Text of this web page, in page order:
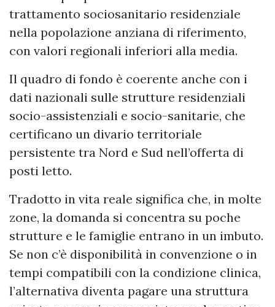
trattamento sociosanitario residenziale
nella popolazione anziana di riferimento,
con valori regionali inferiori alla media.
Il quadro di fondo è coerente anche con i
dati nazionali sulle strutture residenziali
socio-assistenziali e socio-sanitarie, che
certificano un divario territoriale
persistente tra Nord e Sud nell’offerta di
posti letto.
Tradotto in vita reale significa che, in molte
zone, la domanda si concentra su poche
strutture e le famiglie entrano in un imbuto.
Se non c’è disponibilità in convenzione o in
tempi compatibili con la condizione clinica,
l’alternativa diventa pagare una struttura